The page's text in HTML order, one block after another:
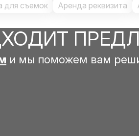
для съемок
Аренда реквизита
и мы поможем вам